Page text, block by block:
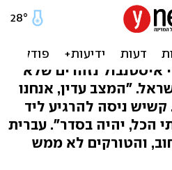
דעה"
איסטנבול נזהרים שלא
"המצב עדין, אנחנו
ניסה להרגיע ליד
הכל, יהיה בסדר". עברית
והטורקים לא ממש